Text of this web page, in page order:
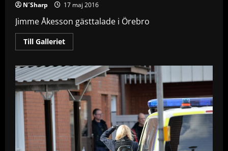
N´Sharp 17 maj 2016
Jimme Åkesson gästtalade i Örebro
Till GallerietRead
more
Åkesson
gästtalade
i
Örebro